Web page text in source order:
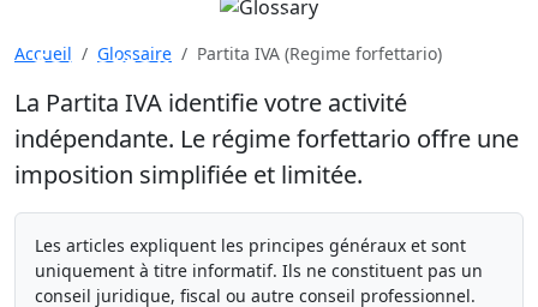
Partita IVA (Regime
forfettario)
Accueil Glossaire Partita IVA (Regime forfettario)
La Partita IVA identifie votre activité
indépendante. Le régime forfettario offre une
imposition simplifiée et limitée.
Les articles expliquent les principes généraux et sont
uniquement à titre informatif. Ils ne constituent pas un
conseil juridique, fiscal ou autre conseil professionnel.